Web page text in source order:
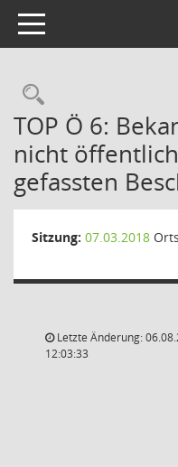
Toggle navigation
TOP Ö 6:
nicht
gefassten
Sitzung: 07.03.2018
Letzte Änderung:
12:03:33